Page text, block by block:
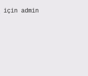
için admin